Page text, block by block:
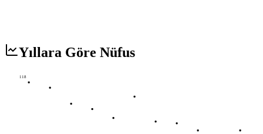
Yıllara Göre Nüfus
118